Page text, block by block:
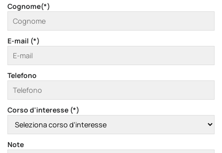
Cognome(*)
E-mail (*)
Telefono
Corso d'interesse (*)
Note